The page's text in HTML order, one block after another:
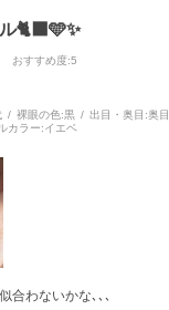
🐈‍⬛🩵✨
おすすめ度:5
裸眼の色:黒 出目・奥目:奥目
カラー:イエベ
合わないかな､､､